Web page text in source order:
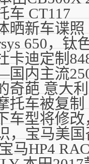
车 CT117
晒新车谍
650，钛
卡迪定制
内主流
奇葩 意大
托车被复制
车型将修
，宝马美
马HP4